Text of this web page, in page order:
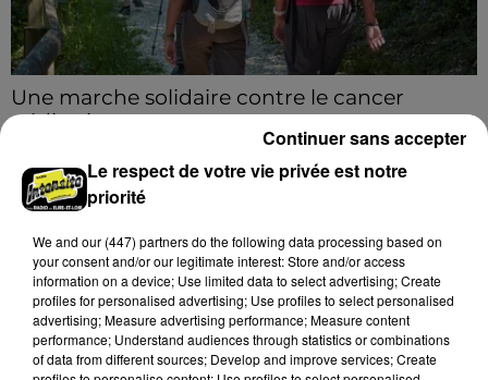
Une marche solidaire contre le cancer
pédiatrique
Le 13 septembre prochain, à Sours, une randonnée
solidaire est organisée afin de récolter des fonds pour
la recherche contre le cancer.
A LA UNE Voir plus
Le respect de votre vie privée est notre
priorité
We and our (447) partnersdo the following data processing based on
your consent and/or our legitimate interest: Store and/or access
information on a device; Use limited data to select advertising; Create
profiles for personalised advertising; Use profiles to select personalised
advertising; Measure advertising performance; Measure content
performance; Understand audiences through statistics or combinations
of data from different sources; Develop and improve services; Create
Continuer sans accepter